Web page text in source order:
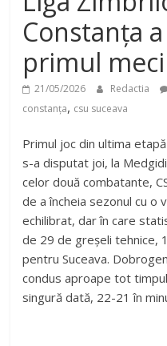
Constanța
primul
21/05/2026 Redactia
constanța, csu suceava
Primul joc din ultima
s-a disputat joi, la
celor două combatante,
de a încheia sezonul cu o
echilibrat, dar în care
de 29 de greșeli tehnice,
pentru Suceava.
condus aproape tot
singură dată, 22-21 în